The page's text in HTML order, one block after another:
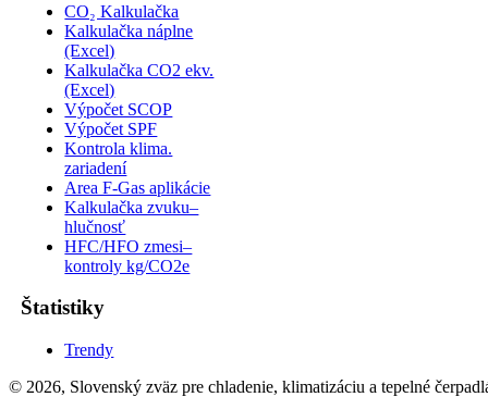
CO₂ Kalkulačka
Kalkulačka náplne
(Excel)
Kalkulačka CO2 ekv.
(Excel)
Výpočet SCOP
Výpočet SPF
Kontrola klima.
zariadení
Area F-Gas aplikácie
Kalkulačka zvuku–
hlučnosť
HFC/HFO zmesi–
kontroly kg/CO2e
Štatistiky
Trendy
© 2026, Slovenský zväz pre chladenie, klimatizáciu a tepelné